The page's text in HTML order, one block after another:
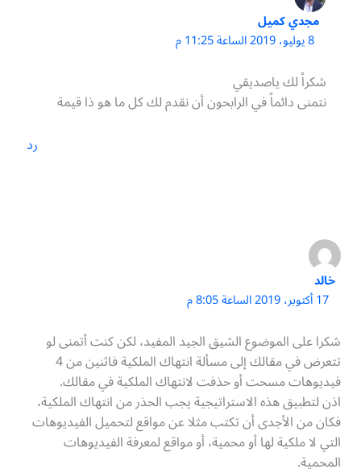
مجدي كميل
8 يوليو، 2019 الساعة 11:25 م
شكراً لك ياصديقي
نتمنى دائماً في الرابحون أن نقدم لك كل ما هو ذا قيمة
رد
خالد
17 أكتوبر، 2019 الساعة 8:05 م
شكرا على الموضوع الشيق الجيد المفيد، لكن كنت أتمنى لو
تتعرض في مقالك إلى مسألة انتهاك الملكية فاثنين من 4
فيديوهات مسحت أو حذفت لانتهاك الملكية في مقالك.
اذن لتطبيق هذه الاستراتيجية يجب الحذر من انتهاك الملكية،
فكان من الأجدى أن تكتب مثلا عن مواقع لتحميل الفيديوهات
التي لا ملكية لها أو محمية، أو مواقع لمعرفة الفيديوهات
المحمية.